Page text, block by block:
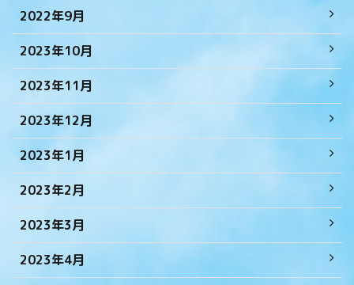
2022年9月
2023年10月
2023年11月
2023年12月
2023年1月
2023年2月
2023年3月
2023年4月